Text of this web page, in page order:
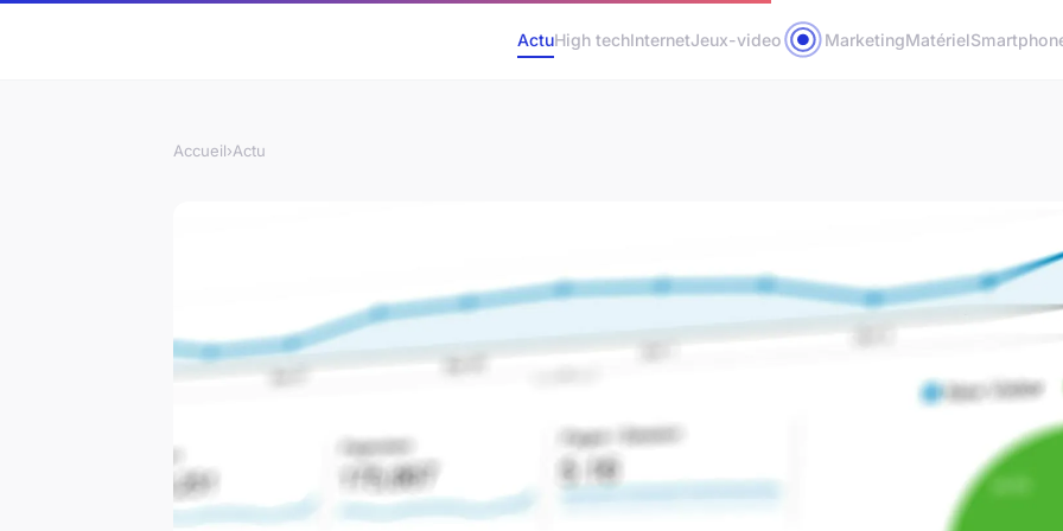
ActuHigh techInternetJeux-video MarketingMatériel
Accueil›Actu